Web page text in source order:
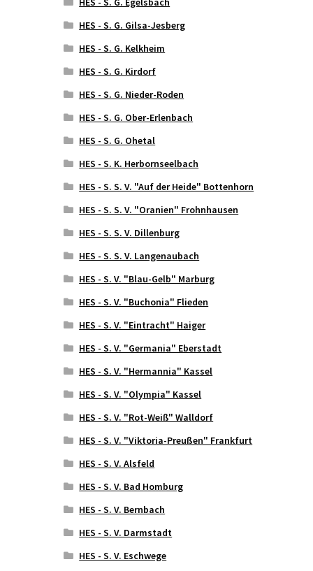
HES - S. G. Gilsa-Jesberg
HES - S. G. Kelkheim
HES - S. G. Kirdorf
HES - S. G. Nieder-Roden
HES - S. G. Ober-Erlenbach
HES - S. G. Ohetal
HES - S. K. Herbornseelbach
HES - S. S. V. "Auf der Heide" Bottenhorn
HES - S. S. V. "Oranien" Frohnhausen
HES - S. S. V. Dillenburg
HES - S. S. V. Langenaubach
HES - S. V. "Blau-Gelb" Marburg
HES - S. V. "Buchonia" Flieden
HES - S. V. "Eintracht" Haiger
HES - S. V. "Germania" Eberstadt
HES - S. V. "Hermannia" Kassel
HES - S. V. "Olympia" Kassel
HES - S. V. "Rot-Weiß" Walldorf
HES - S. V. "Viktoria-Preußen" Frankfurt
HES - S. V. Alsfeld
HES - S. V. Bad Homburg
HES - S. V. Bernbach
HES - S. V. Darmstadt
HES - S. V. Eschwege